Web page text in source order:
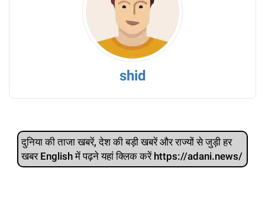
shid
दुनिया की ताजा खबरें, देश की बड़ी खबरें और राज्‍यों से जुड़ी हर
खबर English में पढ़ने यहां क्लिक करें https://adani.news/